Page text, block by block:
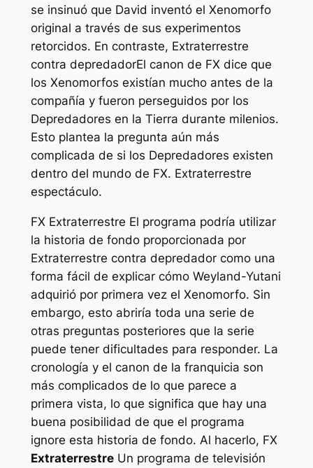
se insinuó que David inventó el Xenomorfo
original a través de sus experimentos
retorcidos. En contraste, Extraterrestre
contra depredadorEl canon de FX dice que
los Xenomorfos existían mucho antes de la
compañía y fueron perseguidos por los
Depredadores en la Tierra durante milenios.
Esto plantea la pregunta aún más
complicada de si los Depredadores existen
dentro del mundo de FX. Extraterrestre
espectáculo.
FX Extraterrestre El programa podría utilizar
la historia de fondo proporcionada por
Extraterrestre contra depredadorcomo una
forma fácil de explicar cómo Weyland-Yutani
adquirió por primera vez el Xenomorfo. Sin
embargo, esto abriría toda una serie de
otras preguntas posteriores que la serie
puede tener dificultades para responder. La
cronología y el canon de la franquicia son
más complicados de lo que parece a
primera vista, lo que significa que hay una
buena posibilidad de que el programa
ignore esta historia de fondo. Al hacerlo, FX
ExtraterrestreUn programa de televisión